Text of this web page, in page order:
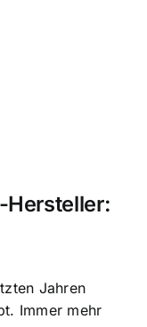
Hersteller:
Jahren
. Immer mehr